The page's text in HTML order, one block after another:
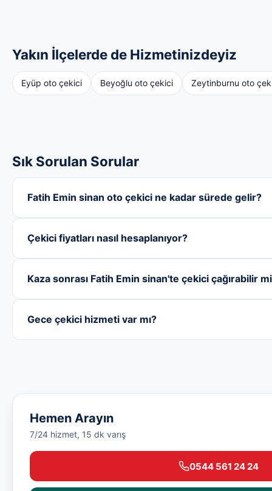
Yakın İlçelerde de Hizmetinizdeyiz
Eyüp oto çekici Beyoğlu oto çekici Zeytinburnu oto
Sık Sorulan Sorular
Fatih Emin sinan oto çekici ne kadar sürede gelir?
Çekici fiyatları nasıl hesaplanıyor?
Kaza sonrası Fatih Emin sinan'te çekici çağırabilir
Gece çekici hizmeti var mı?
Hemen Arayın
7/24 hizmet, 15 dk varış
0544 561 24 24